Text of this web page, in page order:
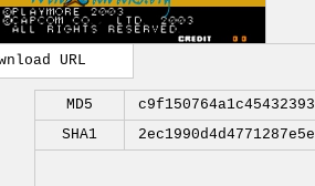
URL
MD5
SHA1